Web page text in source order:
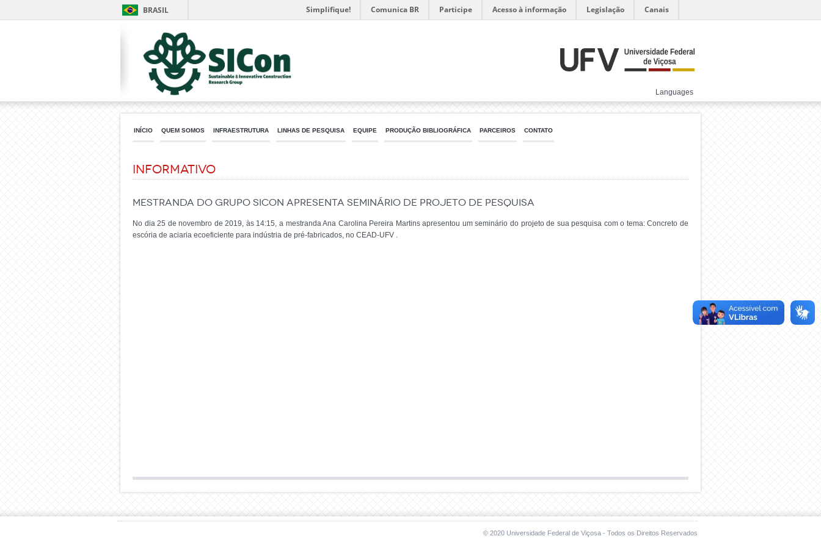
BRASIL Simplifique! Comunica BR Participe Acesso à informação Legislação Canais
Languages
INÍCIO QUEM SOMOS INFRAESTRUTURA LINHAS DE PESQUISA EQUIPE PRODUÇÃO BIBLIOGRÁFICA PARCEIROS CONTATO
Informativo
Mestranda do grupo SICON apresenta Seminário de Projeto de Pesquisa
No dia 25 de novembro de 2019, às 14:15, a mestranda Ana Carolina Pereira Martins apresentou um seminário do projeto de sua pesquisa com o tema: Concreto de
escória de aciaria ecoeficiente para indústria de pré-fabricados, no CEAD-UFV .
© 2020 Universidade Federal de Viçosa - Todos os Direitos Reservados